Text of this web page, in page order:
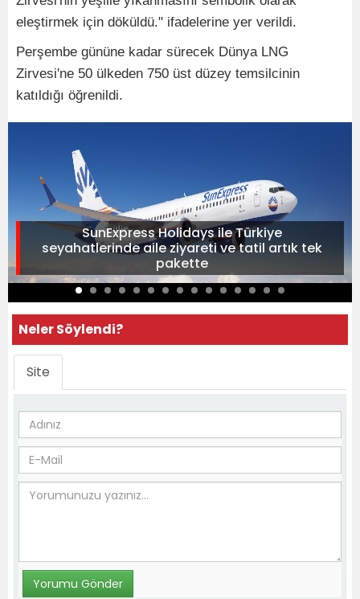
eleştirmek için döküldü." ifadelerine yer verildi.
Perşembe gününe kadar sürecek Dünya LNG
Zirvesi'ne 50 ülkeden 750 üst düzey temsilcinin
katıldığı öğrenildi.
SunExpress Holidays ile Türkiye
seyahatlerinde aile ziyareti ve tatil artık tek
pakette
Neler Söylendi?
Site